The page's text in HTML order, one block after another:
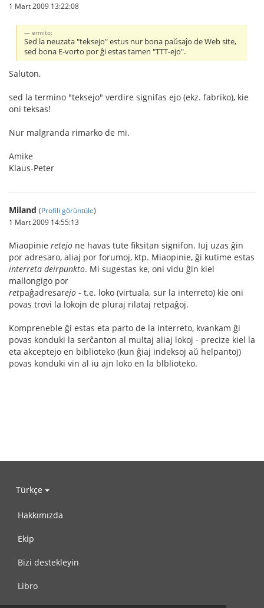
1 Mart 2009 13:22:08
ermito:
Sed la neuzata "teksejo" estus nur bona paŭsaĵo de Web site,
sed bona E-vorto por ĝi estas tamen "TTT-ejo".
Saluton,
sed la termino "teksejo" verdire signifas ejo (ekz. fabriko), kie
oni teksas!
Nur malgranda rimarko de mi.
Amike
Klaus-Peter
Miland (Profili görüntüle)
1 Mart 2009 14:55:13
Miaopinie retejo ne havas tute fiksitan signifon. Iuj uzas ĝin
por adresaro, aliaj por forumoj, ktp. Miaopinie, ĝi kutime estas
interreta deirpunkto. Mi sugestas ke, oni vidu ĝin kiel
mallongigo por
retpaĝadresarejo - t.e. loko (virtuala, sur la interreto) kie oni
povas trovi la lokojn de pluraj rilataj retpaĝoj.
Kompreneble ĝi estas eta parto de la interreto, kvankam ĝi
povas konduki la serĉanton al multaj aliaj lokoj - precize kiel la
eta akceptejo en biblioteko (kun ĝiaj indeksoj aŭ helpantoj)
povas konduki vin al iu ajn loko en la blblioteko.
Türkçe
Hakkımızda
Ekip
Bizi destekleyin
Libro